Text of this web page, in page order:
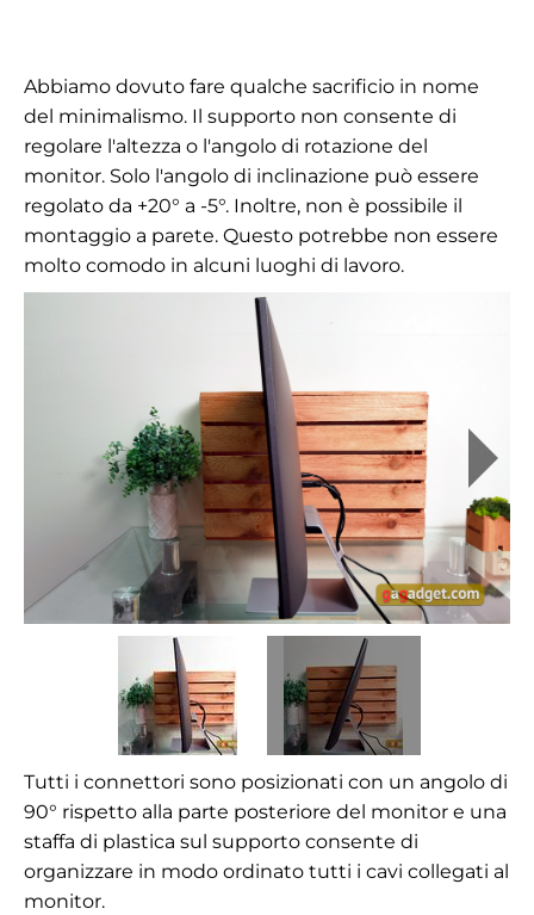
Abbiamo dovuto fare qualche sacrificio in nome
del minimalismo. Il supporto non consente di
regolare l'altezza o l'angolo di rotazione del
monitor. Solo l'angolo di inclinazione può essere
regolato da +20° a -5°. Inoltre, non è possibile il
montaggio a parete. Questo potrebbe non essere
molto comodo in alcuni luoghi di lavoro.
Tutti i connettori sono posizionati con un angolo di
90° rispetto alla parte posteriore del monitor e una
staffa di plastica sul supporto consente di
organizzare in modo ordinato tutti i cavi collegati al
monitor.